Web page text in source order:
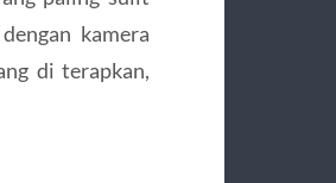
kamera
di terapkan,